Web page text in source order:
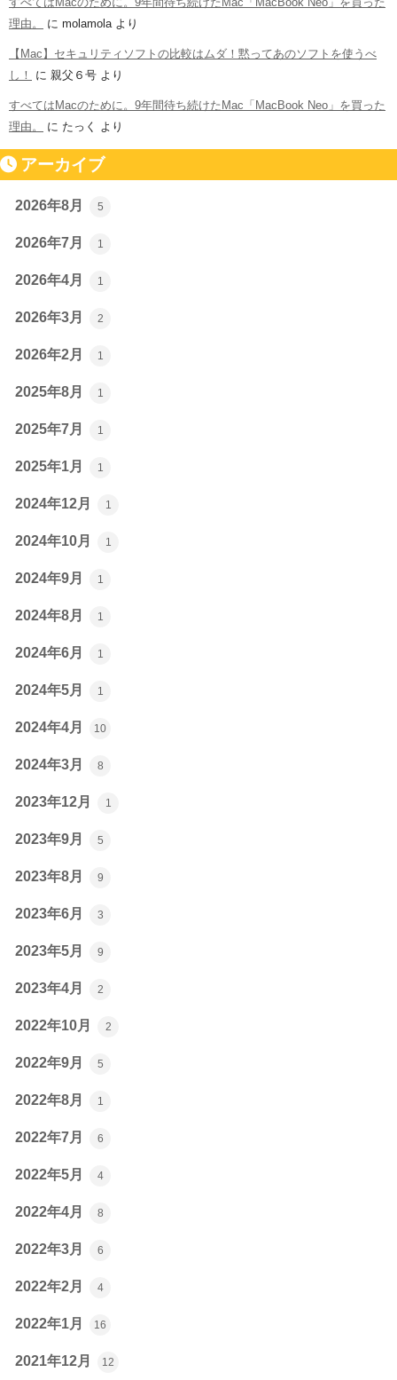
理由。
に molamolaより
【Mac】セキュリティソフトの比較はムダ！黙ってあのソフトを使うべ
し！
に 親父６号 より
すべてはMacのために。9年間待ち続けたMac「MacBook Neo」を買った
理由。
に たっく より
アーカイブ
2026年8月 5
2026年7月 1
2026年4月 1
2026年3月 2
2026年2月 1
2025年8月 1
2025年7月 1
2025年1月 1
2024年12月 1
2024年10月 1
2024年9月 1
2024年8月 1
2024年6月 1
2024年5月 1
2024年4月 10
2024年3月 8
2023年12月 1
2023年9月 5
2023年8月 9
2023年6月 3
2023年5月 9
2023年4月 2
2022年10月 2
2022年9月 5
2022年8月 1
2022年7月 6
2022年5月 4
2022年4月 8
2022年3月 6
2022年2月 4
2022年1月 16
2021年12月 12